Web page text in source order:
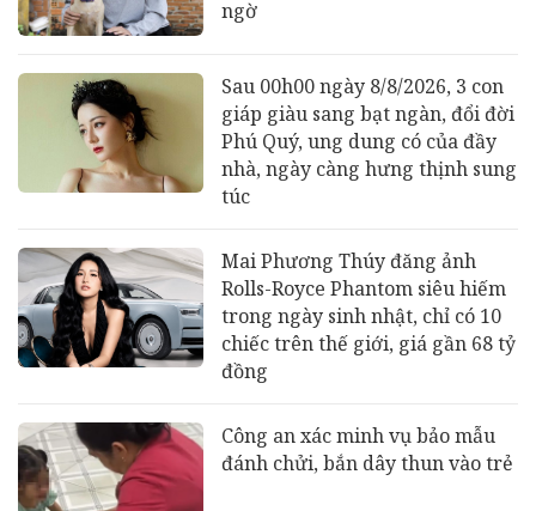
ngờ
Sau 00h00 ngày 8/8/2026, 3 con
giáp giàu sang bạt ngàn, đổi đời
Phú Quý, ung dung có của đầy
nhà, ngày càng hưng thịnh sung
túc
Mai Phương Thúy đăng ảnh
Rolls-Royce Phantom siêu hiếm
trong ngày sinh nhật, chỉ có 10
chiếc trên thế giới, giá gần 68 tỷ
đồng
Công an xác minh vụ bảo mẫu
đánh chửi, bắn dây thun vào trẻ